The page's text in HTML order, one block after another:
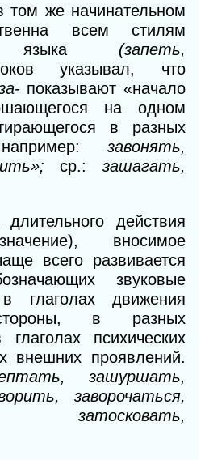
том же начинательном
всем стилям
языка (запеть,
указывал, что
показывают «начало
на одном
в разных
например: завонять,
ср.:зашагать,
действия
вносимое
всего развивается
звуковые
глаголах движения
в разных
психических
внешних проявлений.
зашуршать,
заворочаться,
затосковать,